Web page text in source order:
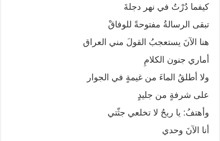
كيفما دُرْتُ في نهر دجلةَ
تبقى الرسالةُ مفتوحةً للوفاقْ
هنا الآنَ يستعجبُ القولَ مني العراق
أماري جنون الكلامِ
ولا أطلقُ الماءَ من غيمةٍ في الجوار
على شرفةٍ من جليدٍ
وأهتفُ: يا ريحُ لا تخلعي جثّتي
أنا الآنَ وحدي